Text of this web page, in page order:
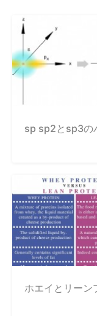
sp sp2とsp3の
ホエイとリーン